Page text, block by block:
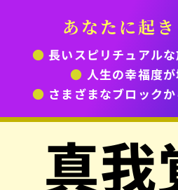
あなたに起き
●長いスピリチュアル
● 人生の幸福度
● さまざまなブロック
真我